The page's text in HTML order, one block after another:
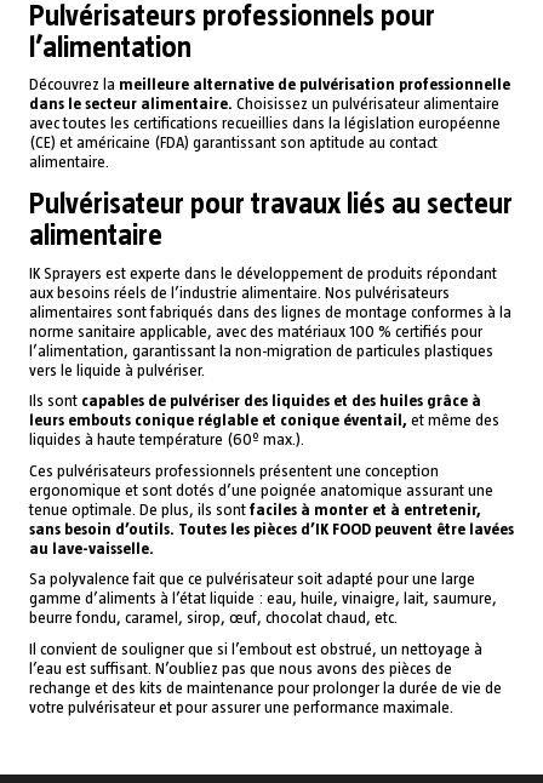
Pulvérisateurs professionnels pour
l’alimentation
Découvrez la meilleure alternative de pulvérisation professionnelle
dans le secteur alimentaire. Choisissez un pulvérisateur alimentaire
avec toutes les certifications recueillies dans la législation européenne
(CE) et américaine (FDA) garantissant son aptitude au contact
alimentaire.
Pulvérisateur pour travaux liés au secteur
alimentaire
IK Sprayers est experte dans le développement de produits répondant
aux besoins réels de l’industrie alimentaire. Nos pulvérisateurs
alimentaires sont fabriqués dans des lignes de montage conformes à la
norme sanitaire applicable, avec des matériaux 100 % certifiés pour
l’alimentation, garantissant la non-migration de particules plastiques
vers le liquide à pulvériser.
Ils sont capables de pulvériser des liquides et des huiles grâce à
leurs embouts conique réglable et conique éventail, et même des
liquides à haute température (60º max.).
Ces pulvérisateurs professionnels présentent une conception
ergonomique et sont dotés d’une poignée anatomique assurant une
tenue optimale. De plus, ils sont faciles à monter et à entretenir,
sans besoin d’outils. Toutes les pièces d’IK FOOD peuvent être lavées
au lave-vaisselle.
Sa polyvalence fait que ce pulvérisateur soit adapté pour une large
gamme d’aliments à l’état liquide : eau, huile, vinaigre, lait, saumure,
beurre fondu, caramel, sirop, œuf, chocolat chaud, etc.
Il convient de souligner que si l’embout est obstrué, un nettoyage à
l’eau est suffisant. N’oubliez pas que nous avons des pièces de
rechange et des kits de maintenance pour prolonger la durée de vie de
votre pulvérisateur et pour assurer une performance maximale.